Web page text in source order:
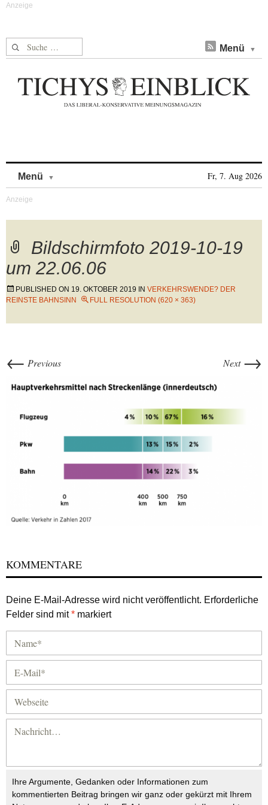
Suche nach: Menü
Menü Fr, 7. Aug 2026
Bildschirmfoto 2019-10-19
um 22.06.06
PUBLISHED ON 19. OKTOBER 2019 IN VERKEHRSWENDE? DER
REINSTE BAHNSINN
FULL RESOLUTION (620 × 363)
← Previous Next →
KOMMENTARE
Deine E-Mail-Adresse wird nicht veröffentlicht. Erforderliche
Felder sind mit* markiert
Ihre Argumente, Gedanken oder Informationen zum
kommentierten Beitrag bringen wir ganz oder gekürzt mit Ihrem